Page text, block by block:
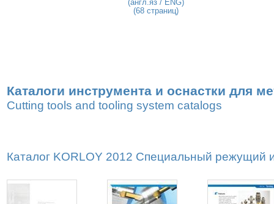
(англ.яз / ENG)
(68 страниц)
Каталоги инструмента и оснастки для
Cutting tools and tooling system catalogs
Каталог KORLOY 2012 Специальный режущий